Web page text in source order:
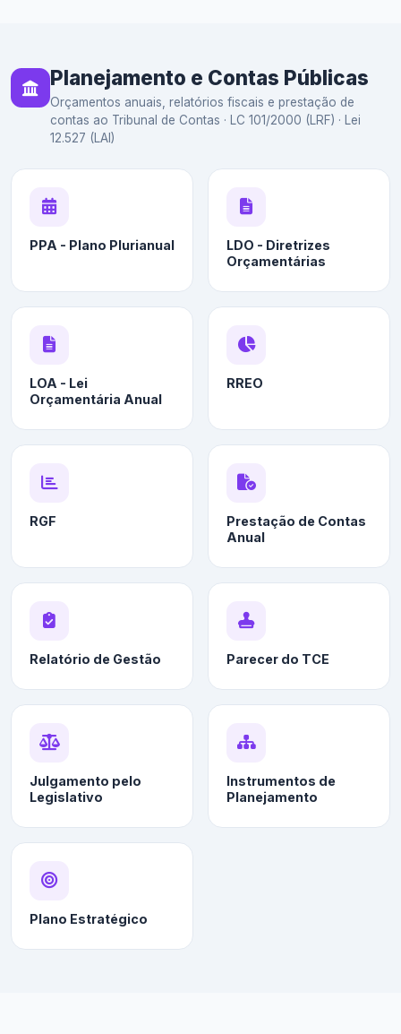
Planejamento e Contas Públicas
Orçamentos anuais, relatórios fiscais e prestação de
contas ao Tribunal de Contas · LC 101/2000 (LRF) · Lei
12.527 (LAI)
PPA - Plano Plurianual
LDO - Diretrizes
Orçamentárias
LOA - Lei
Orçamentária Anual
RREO
RGF
Prestação de Contas
Anual
Relatório de Gestão Parecer do TCE
Julgamento pelo
Legislativo
Instrumentos de
Planejamento
Plano Estratégico